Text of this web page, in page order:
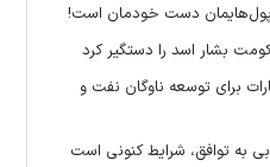
پول‌هایمان دست خودمان است!
بشار اسد را دستگیر کرد
دلاری امارات برای توسعه ناوگان نفت و
به توافق، شرایط کنونی است